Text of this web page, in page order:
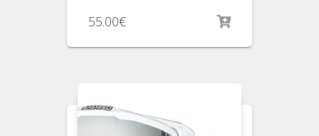
55.00€